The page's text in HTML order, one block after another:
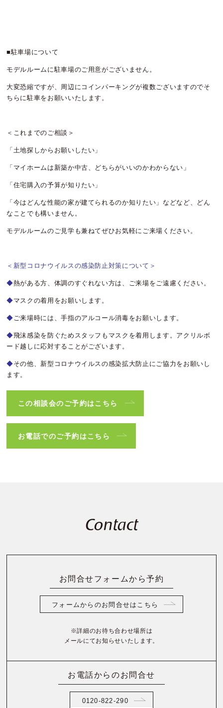
■駐車場について
モデルルームに駐車場のご用意がございません。
大変恐縮ですが、周辺にコインパーキングが複数ございますのでそ
ちらに駐車をお願いいたします。
＜これまでのご相談＞
「土地探しからお願いしたい」
「マイホームは新築か中古、どちらがいいのかわからない」
「住宅購入の予算が知りたい」
「今はどんな性能の家が建てられるのか知りたい」などなど、どん
なことでも構いません。
モデルルームのご見学も兼ねてぜひお気軽にご来場ください。
＜新型コロナウイルスの感染防止対策について＞
◆熱がある方、体調のすぐれない方は、ご来場をご遠慮ください。
◆マスクの着用をお願いします。
◆ご来場時には、手指のアルコール消毒をお願いします。
◆飛沫感染を防ぐためスタッフもマスクを着用します。アクリルボ
ード越しに応対することがございます。
◆その他、新型コロナウイルスの感染拡大防止にご協力をお願いし
ます。
この相談会のご予約はこちら
お電話でのご予約はこちら
Contact
お問合せフォームから予約
フォームからのお問合せはこちら
※詳細のお待ち合わせ場所は
メールにてお知らせいたします。
お電話からのお問合せ
0120-822-290